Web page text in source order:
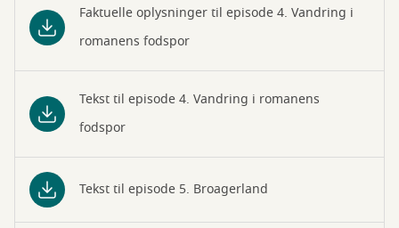
Faktuelle oplysninger til episode 4. Vandring i
romanens fodspor
Tekst til episode 4. Vandring i romanens
fodspor
Tekst til episode 5. Broagerland